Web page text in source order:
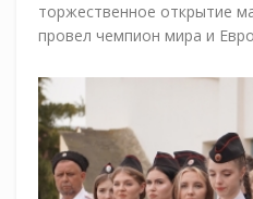
торжественное открытие
провел чемпион мира и